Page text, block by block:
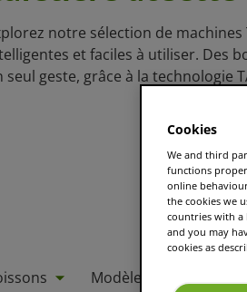
notre sélection de machines
et faciles à utiliser. Des
seul geste, grâce à la technologie
Modèle
Cookies
We and third
functions
online
the cookies we
countries with a
and you may
cookies as